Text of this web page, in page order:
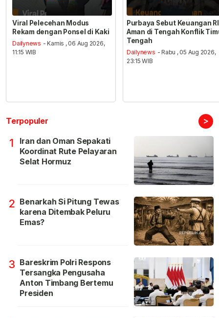
Viral Pelecehan Modus
Rekam dengan Ponsel di Kaki
Dailynews - Kamis , 06 Aug 2026,
11:15 WIB
Purbaya Sebut Keuangan RI
Aman di Tengah Konflik
Tengah
Dailynews - Rabu , 05 Aug 2026,
23:15 WIB
Terpopuler >
1
Iran dan Oman Sepakati
Koordinat Rute Pelayaran
Selat Hormuz
2 Benarkah Si Pitung Tewas
karena Ditembak Peluru
Emas?
3 Bareskrim Polri Respons
Tersangka Pengusaha
Anton Timbang Bertemu
Presiden